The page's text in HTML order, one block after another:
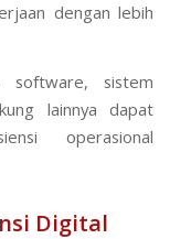
dengan lebih
software, sistem
lainnya dapat
operasional
Digital